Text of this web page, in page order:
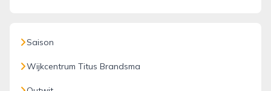
Saison
Wijkcentrum Titus Brandsma